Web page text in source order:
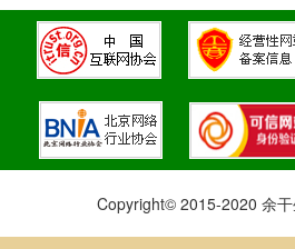
Copyright© 2015-2020 余